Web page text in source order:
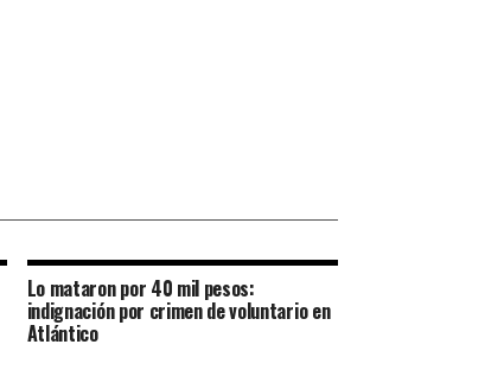
Lo mataron por 40 mil pesos:
indignación por crimen de voluntario en
Atlántico